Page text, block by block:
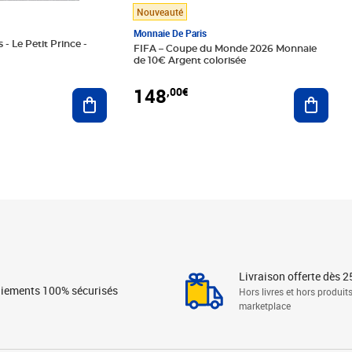
- Le Petit Prince -
Ajouter au panier
Nouveauté
Monnaie De Paris
FIFA – Coupe du Monde 2026 Monnaie
de 10€ Argent colorisée
148,00€
100% sécurisés
Livraison offerte dès
Hors livres et hors produits
marketplace